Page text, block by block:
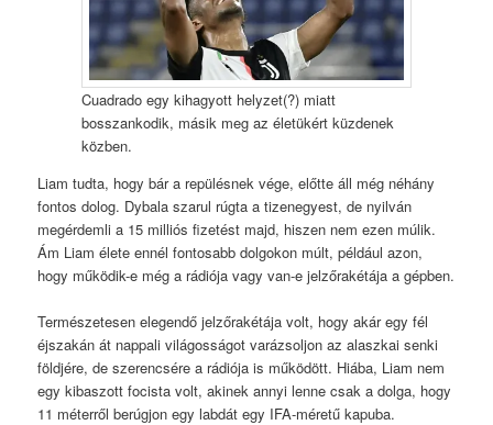
Cuadrado egy kihagyott helyzet(?) miatt
bosszankodik, másik meg az életükért küzdenek
közben.
Liam tudta, hogy bár a repülésnek vége, előtte áll még néhány
fontos dolog. Dybala szarul rúgta a tizenegyest, de nyilván
megérdemli a 15 milliós fizetést majd, hiszen nem ezen múlik.
Ám Liam élete ennél fontosabb dolgokon múlt, például azon,
hogy működik-e még a rádiója vagy van-e jelzőrakétája a gépben.
Természetesen elegendő jelzőrakétája volt, hogy akár egy fél
éjszakán át nappali világosságot varázsoljon az alaszkai senki
földjére, de szerencsére a rádiója is működött. Hiába, Liam nem
egy kibaszott focista volt, akinek annyi lenne csak a dolga, hogy
11 méterről berúgjon egy labdát egy IFA-méretű kapuba.